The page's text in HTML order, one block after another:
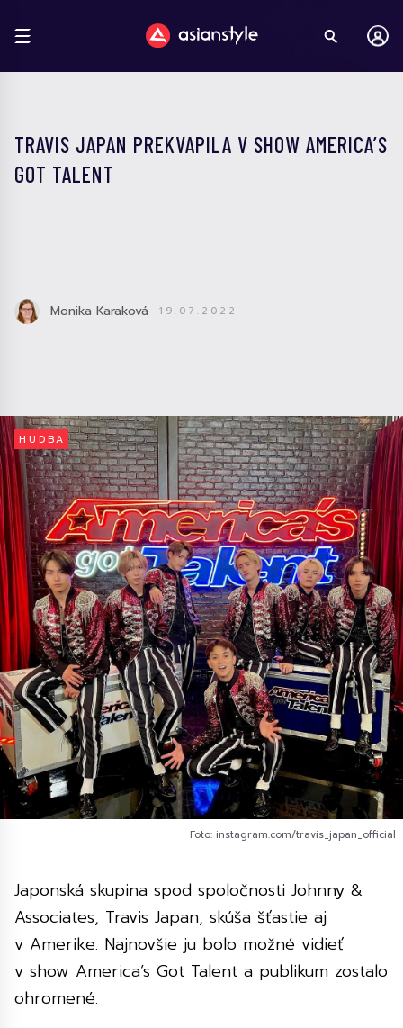
TRAVIS JAPAN PREKVAPILA V SHOW AMERICA’S
GOT TALENT
Monika Karaková 19.07.2022
HUDBA
Foto: instagram.com/travis_japan_official
Japonská skupina spod spoločnosti Johnny &
Associates, Travis Japan, skúša šťastie aj
v Amerike. Najnovšie ju bolo možné vidieť
v show America’s Got Talent a publikum zostalo
ohromené.